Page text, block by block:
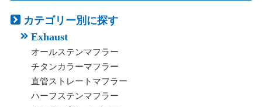
カテゴリー別に探す
Exhaust
オールステンマフラー
チタンカラーマフラー
直管ストレートマフラー
ハーフステンマフラー